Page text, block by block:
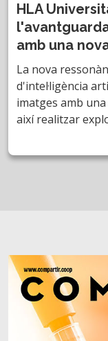
HLA
amb una
La nova
d'intel·ligència
imatges amb
així realitzar